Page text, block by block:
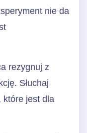
nie da
rezygnuj z
Słuchaj
które jest dla